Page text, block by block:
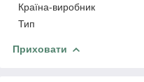
Країна-виробник
Тип
Приховати